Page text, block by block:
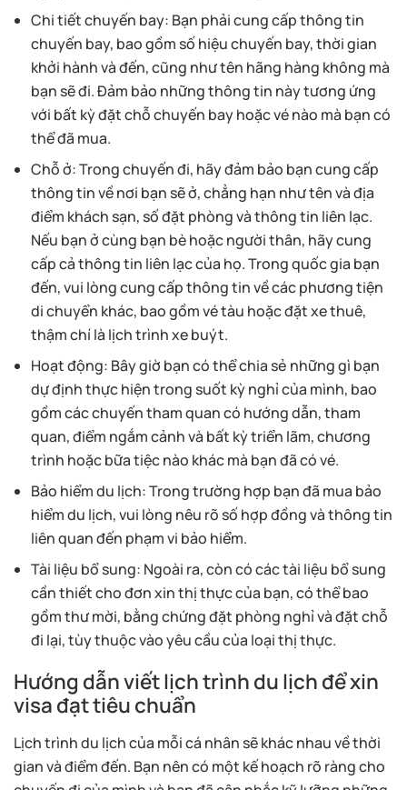
Chi tiết chuyến bay: Bạn phải cung cấp thông tin
chuyến bay, bao gồm số hiệu chuyến bay, thời gian
khởi hành và đến, cũng như tên hãng hàng không mà
bạn sẽ đi. Đảm bảo những thông tin này tương ứng
với bất kỳ đặt chỗ chuyến bay hoặc vé nào mà bạn có
thể đã mua.
Chỗ ở: Trong chuyến đi, hãy đảm bảo bạn cung cấp
thông tin về nơi bạn sẽ ở, chẳng hạn như tên và địa
điểm khách sạn, số đặt phòng và thông tin liên lạc.
Nếu bạn ở cùng bạn bè hoặc người thân, hãy cung
cấp cả thông tin liên lạc của họ. Trong quốc gia bạn
đến, vui lòng cung cấp thông tin về các phương tiện
di chuyển khác, bao gồm vé tàu hoặc đặt xe thuê,
thậm chí là lịch trình xe buýt.
Hoạt động: Bây giờ bạn có thể chia sẻ những gì bạn
dự định thực hiện trong suốt kỳ nghỉ của mình, bao
gồm các chuyến tham quan có hướng dẫn, tham
quan, điểm ngắm cảnh và bất kỳ triển lãm, chương
trình hoặc bữa tiệc nào khác mà bạn đã có vé.
Bảo hiểm du lịch: Trong trường hợp bạn đã mua bảo
hiểm du lịch, vui lòng nêu rõ số hợp đồng và thông tin
liên quan đến phạm vi bảo hiểm.
Tài liệu bổ sung: Ngoài ra, còn có các tài liệu bổ sung
cần thiết cho đơn xin thị thực của bạn, có thể bao
gồm thư mời, bằng chứng đặt phòng nghỉ và đặt chỗ
đi lại, tùy thuộc vào yêu cầu của loại thị thực.
Hướng dẫn viết lịch trình du lịch để xin
visa đạt tiêu chuẩn
Lịch trình du lịch của mỗi cá nhân sẽ khác nhau về thời
gian và điểm đến. Bạn nên có một kế hoạch rõ ràng cho